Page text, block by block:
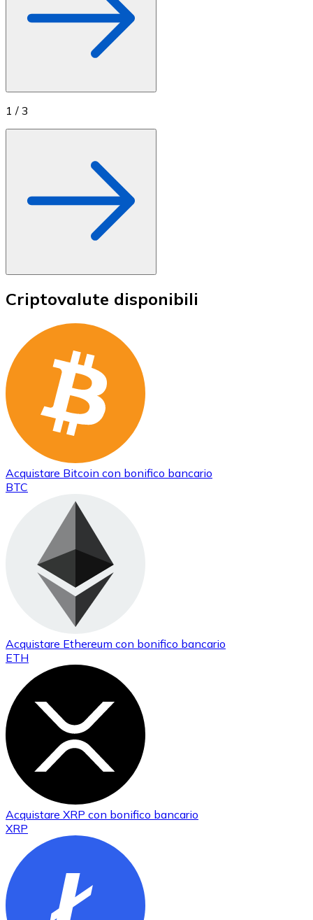
1 / 3
Criptovalute disponibili
Acquistare Bitcoin con bonifico bancario
BTC
Acquistare Ethereum con bonifico bancario
ETH
Acquistare XRP con bonifico bancario
XRP